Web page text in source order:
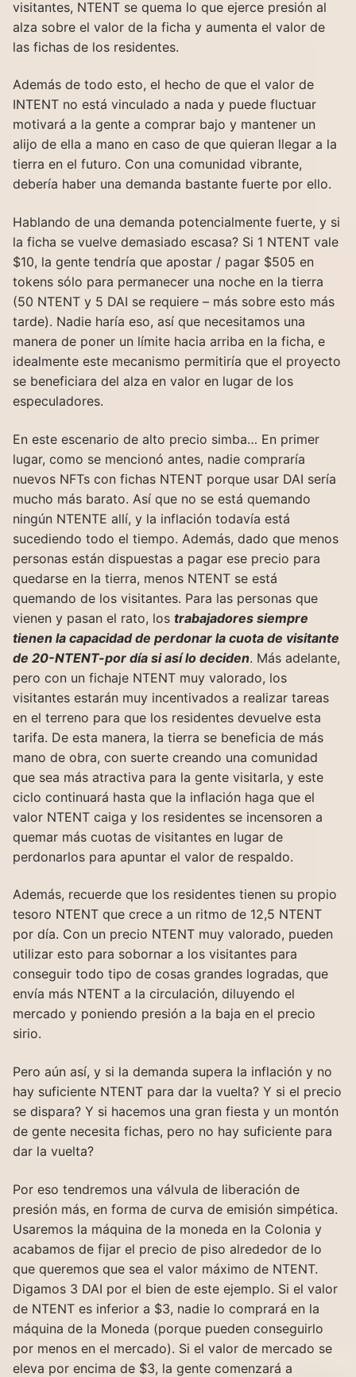
visitantes, NTENT se quema lo que ejerce presión al
alza sobre el valor de la ficha y aumenta el valor de
las fichas de los residentes.
Además de todo esto, el hecho de que el valor de
INTENT no está vinculado a nada y puede fluctuar
motivará a la gente a comprar bajo y mantener un
alijo de ella a mano en caso de que quieran llegar a la
tierra en el futuro. Con una comunidad vibrante,
debería haber una demanda bastante fuerte por ello.
Hablando de una demanda potencialmente fuerte, y si
la ficha se vuelve demasiado escasa? Si 1 NTENT vale
$10, la gente tendría que apostar / pagar $505 en
tokens sólo para permanecer una noche en la tierra
(50 NTENT y 5 DAI se requiere – más sobre esto más
tarde). Nadie haría eso, así que necesitamos una
manera de poner un límite hacia arriba en la ficha, e
idealmente este mecanismo permitiría que el proyecto
se beneficiara del alza en valor en lugar de los
especuladores.
En este escenario de alto precio simba… En primer
lugar, como se mencionó antes, nadie compraría
nuevos NFTs con fichas NTENT porque usar DAI sería
mucho más barato. Así que no se está quemando
ningún NTENTE allí, y la inflación todavía está
sucediendo todo el tiempo. Además, dado que menos
personas están dispuestas a pagar ese precio para
quedarse en la tierra, menos NTENT se está
quemando de los visitantes. Para las personas que
vienen y pasan el rato, los trabajadores siempre
tienen la capacidad de perdonar la cuota de visitante
de 20-NTENT-por día si así lo deciden. Más adelante,
pero con un fichaje NTENT muy valorado, los
visitantes estarán muy incentivados a realizar tareas
en el terreno para que los residentes devuelve esta
tarifa. De esta manera, la tierra se beneficia de más
mano de obra, con suerte creando una comunidad
que sea más atractiva para la gente visitarla, y este
ciclo continuará hasta que la inflación haga que el
valor NTENT caiga y los residentes se incensoren a
quemar más cuotas de visitantes en lugar de
perdonarlos para apuntar el valor de respaldo.
Además, recuerde que los residentes tienen su propio
tesoro NTENT que crece a un ritmo de 12,5 NTENT
por día. Con un precio NTENT muy valorado, pueden
utilizar esto para sobornar a los visitantes para
conseguir todo tipo de cosas grandes logradas, que
envía más NTENT a la circulación, diluyendo el
mercado y poniendo presión a la baja en el precio
sirio.
Pero aún así, y si la demanda supera la inflación y no
hay suficiente NTENT para dar la vuelta? Y si el precio
se dispara? Y si hacemos una gran fiesta y un montón
de gente necesita fichas, pero no hay suficiente para
dar la vuelta?
Por eso tendremos una válvula de liberación de
presión más, en forma de curva de emisión simpética.
Usaremos la máquina de la moneda en la Colonia y
acabamos de fijar el precio de piso alrededor de lo
que queremos que sea el valor máximo de NTENT.
Digamos 3 DAI por el bien de este ejemplo. Si el valor
de NTENT es inferior a $3, nadie lo comprará en la
máquina de la Moneda (porque pueden conseguirlo
por menos en el mercado). Si el valor de mercado se
eleva por encima de $3, la gente comenzará a